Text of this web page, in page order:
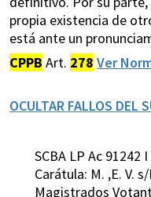
propia existencia de
está ante un
CPPB Art. 278 Ver
OCULTAR FALLOS DEL
SCBA LP Ac 91242
Carátula: M. ,E. V.
Magistrados